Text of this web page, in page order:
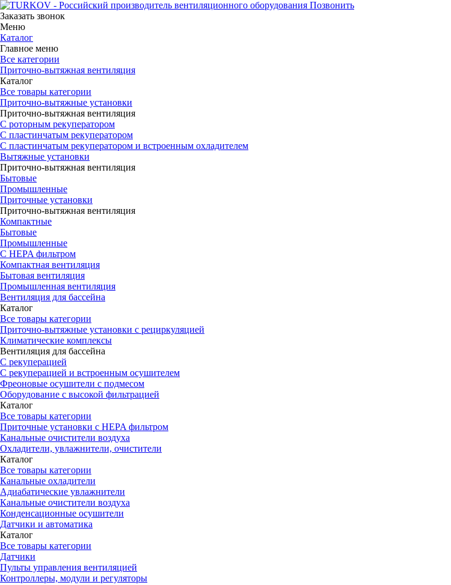
Позвонить
Заказать звонок
Меню
Каталог
Главное меню
Все категории
Приточно-вытяжная вентиляция
Каталог
Все товары категории
Приточно-вытяжные установки
Приточно-вытяжная вентиляция
С роторным рекуператором
С пластинчатым рекуператором
С пластинчатым рекуператором и встроенным охладителем
Вытяжные установки
Приточно-вытяжная вентиляция
Бытовые
Промышленные
Приточные установки
Приточно-вытяжная вентиляция
Компактные
Бытовые
Промышленные
С HEPA фильтром
Компактная вентиляция
Бытовая вентиляция
Промышленная вентиляция
Вентиляция для бассейна
Каталог
Все товары категории
Приточно-вытяжные установки с рециркуляцией
Климатические комплексы
Вентиляция для бассейна
С рекуперацией
С рекуперацией и встроенным осушителем
Фреоновые осушители с подмесом
Оборудование с высокой фильтрацией
Каталог
Все товары категории
Приточные установки c HEPA фильтром
Канальные очистители воздуха
Охладители, увлажнители, очистители
Каталог
Все товары категории
Канальные охладители
Адиабатические увлажнители
Канальные очистители воздуха
Конденсационные осушители
Датчики и автоматика
Каталог
Все товары категории
Датчики
Пульты управления вентиляцией
Контроллеры, модули и регуляторы